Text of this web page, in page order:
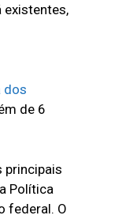
existentes,
dos
de 6
principais
Política
federal. O